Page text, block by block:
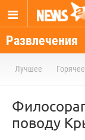
Развлечения
Лучшее Горячее
поводу